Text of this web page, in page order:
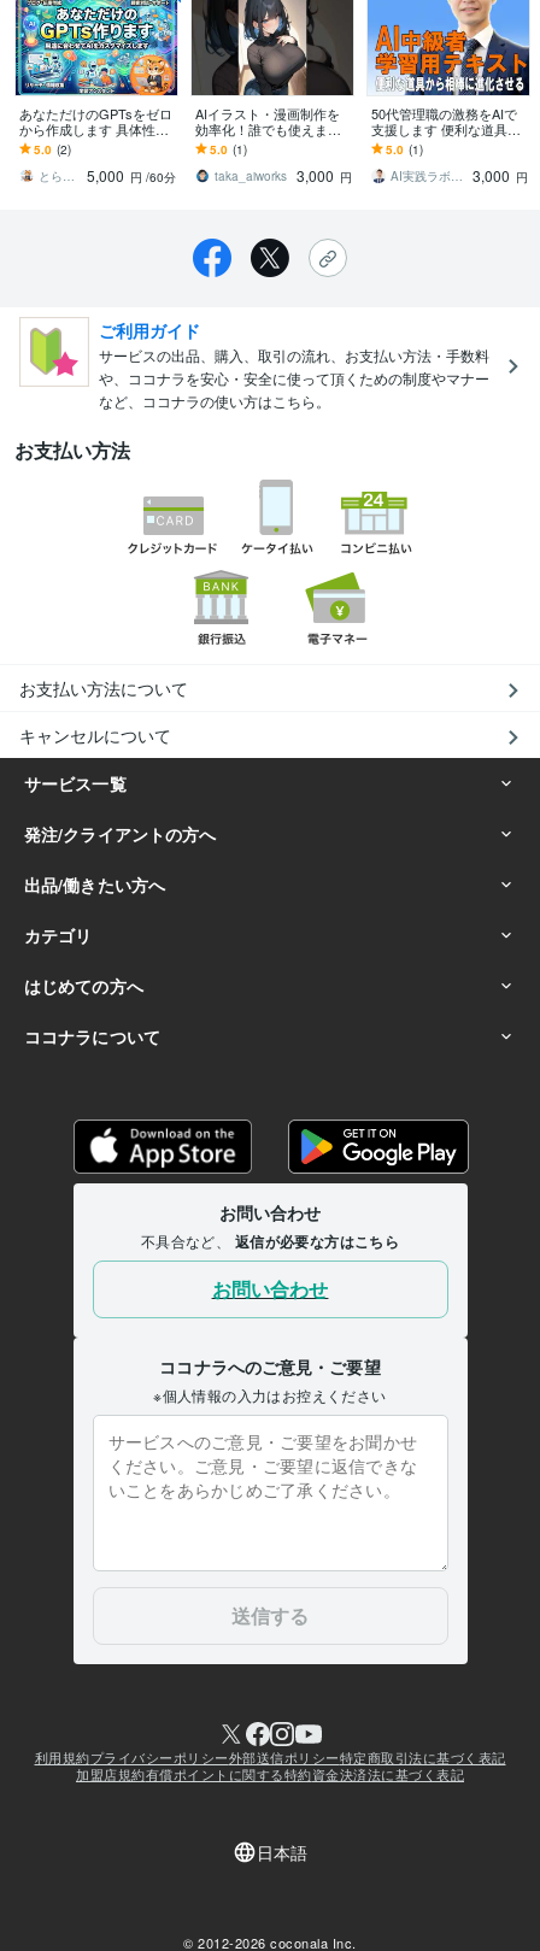
あなただけのGPTsをゼロ
から作成します 具体性は
会話しながらつめるでもO
K！ビジネス成長の一助
に！
5.0 (2)
とら〜超・対話型のGPTsクリエイター〜
5,000 円 /60分
AIイラスト・漫画制作を
効率化！誰でも使えます
AIイラスト漫画制作を効
率化！誰でも使えるプロ
ンプト自動生成
5.0 (1)
taka_aiworks 3,000 円
50代管理職の激務をAIで
支援します 便利な道具で
終わらせない。実務の相
棒に進化させる30の型
5.0 (1)
AI実践ラボ｜AI活用コンサルタント
3,000 円
ご利用ガイド
サービスの出品、購入、取引の流れ、お支払い方法・手数料
や、ココナラを安心・安全に使って頂くための制度やマナー
など、ココナラの使い方はこちら。
お支払い方法
お支払い方法について
キャンセルについて